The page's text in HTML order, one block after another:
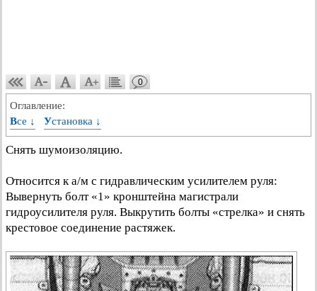
0
Оглавление:
Все ↓
Установка ↓
Снять шумоизоляцию.
Относится к а/м с гидравлическим усилителем руля:
Вывернуть болт «1» кронштейна магистрали
гидроусилителя руля. Выкрутить болты «стрелка» и снять
крестовое соединение растяжек.